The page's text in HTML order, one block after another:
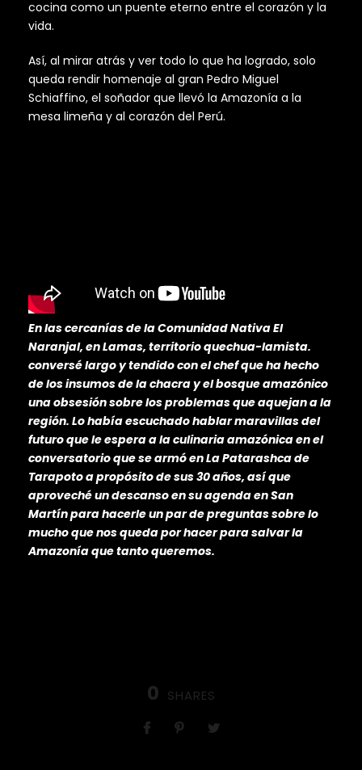
cocina como un puente eterno entre el corazón y la
vida.
Así, al mirar atrás y ver todo lo que ha logrado, solo
queda rendir homenaje al gran Pedro Miguel
Schiaffino, el soñador que llevó la Amazonía a la
mesa limeña y al corazón del Perú.
En las cercanías de la Comunidad Nativa El
Naranjal, en Lamas, territorio quechua-lamista.
conversé largo y tendido con el chef que ha hecho
de los insumos de la chacra y el bosque amazónico
una obsesión sobre los problemas que aquejan a la
región. Lo había escuchado hablar maravillas del
futuro que le espera a la culinaria amazónica en el
conversatorio que se armó en La Patarashca de
Tarapoto a propósito de sus 30 años, así que
aproveché un descanso en su agenda en San
Martín para hacerle un par de preguntas sobre lo
mucho que nos queda por hacer para salvar la
Amazonía que tanto queremos.
0 SHARES